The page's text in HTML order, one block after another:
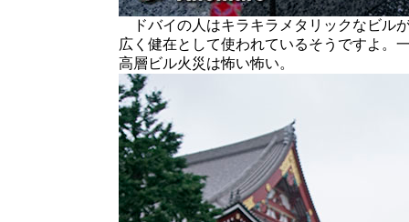
ドバイの人はキラキラメタリックなビル
広く健在として使われているそうですよ。
高層ビル火災は怖い怖い。